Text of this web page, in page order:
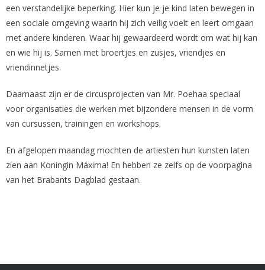
een verstandelijke beperking. Hier kun je je kind laten bewegen in
een sociale omgeving waarin hij zich veilig voelt en leert omgaan
met andere kinderen. Waar hij gewaardeerd wordt om wat hij kan
en wie hij is. Samen met broertjes en zusjes, vriendjes en
vriendinnetjes.
Daarnaast zijn er de circusprojecten van Mr. Poehaa speciaal
voor organisaties die werken met bijzondere mensen in de vorm
van cursussen, trainingen en workshops.
En afgelopen maandag mochten de artiesten hun kunsten laten
zien aan Koningin Máxima! En hebben ze zelfs op de voorpagina
van het Brabants Dagblad gestaan.